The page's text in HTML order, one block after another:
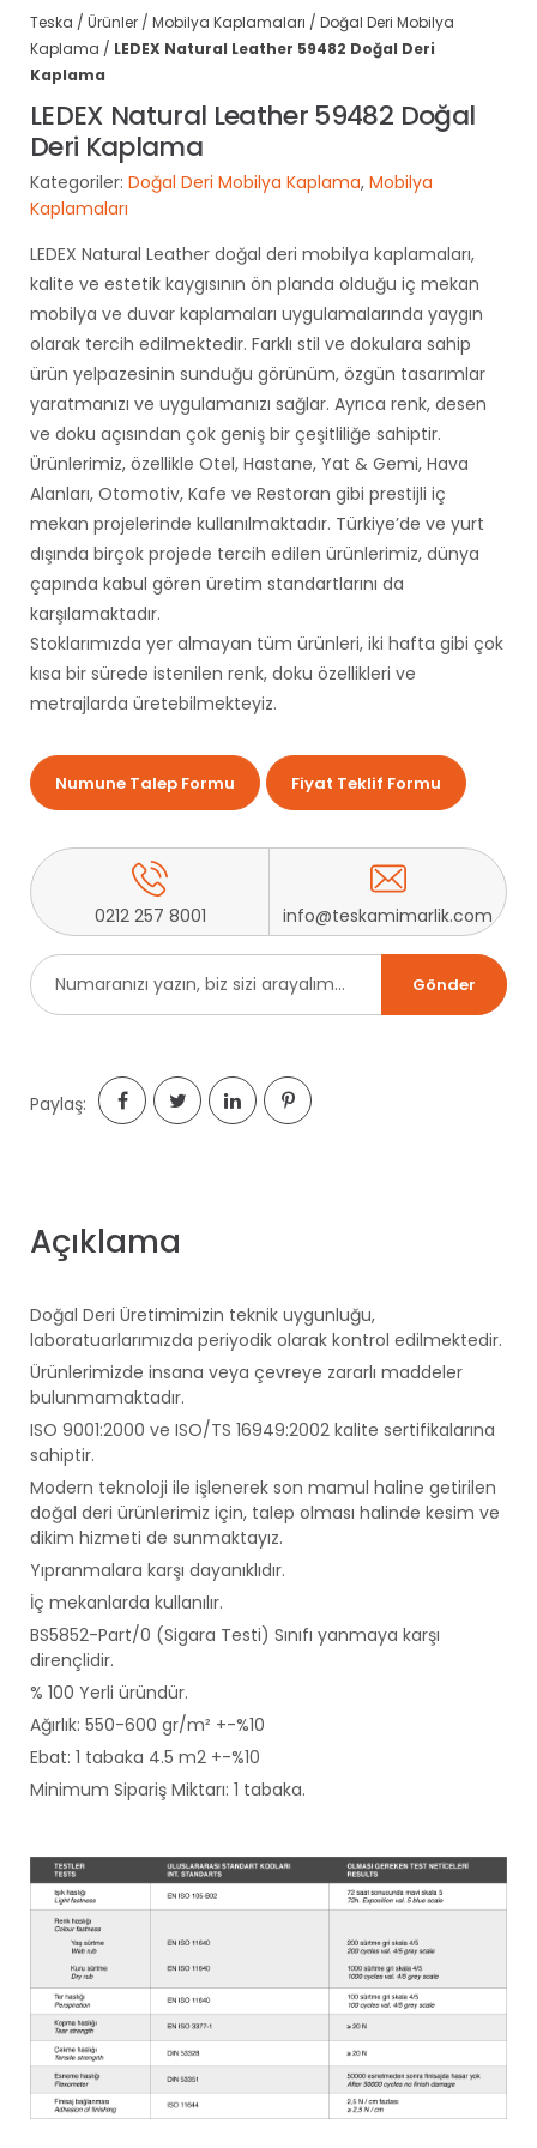
Teska / Ürünler / Mobilya Kaplamaları / Doğal Deri Mobilya
Kaplama / LEDEX Natural Leather 59482 Doğal Deri
Kaplama
LEDEX Natural Leather 59482 Doğal
Deri Kaplama
Kategoriler: Doğal Deri Mobilya Kaplama, Mobilya
Kaplamaları
LEDEX Natural Leather doğal deri mobilya kaplamaları,
kalite ve estetik kaygısının ön planda olduğu iç mekan
mobilya ve duvar kaplamaları uygulamalarında yaygın
olarak tercih edilmektedir. Farklı stil ve dokulara sahip
ürün yelpazesinin sunduğu görünüm, özgün tasarımlar
yaratmanızı ve uygulamanızı sağlar. Ayrıca renk, desen
ve doku açısından çok geniş bir çeşitliliğe sahiptir.
Ürünlerimiz, özellikle Otel, Hastane, Yat & Gemi, Hava
Alanları, Otomotiv, Kafe ve Restoran gibi prestijli iç
mekan projelerinde kullanılmaktadır. Türkiye’de ve yurt
dışında birçok projede tercih edilen ürünlerimiz, dünya
çapında kabul gören üretim standartlarını da
karşılamaktadır.
Stoklarımızda yer almayan tüm ürünleri, iki hafta gibi çok
kısa bir sürede istenilen renk, doku özellikleri ve
metrajlarda üretebilmekteyiz.
Numune Talep Formu Fiyat Teklif Formu
0212 257 8001 info@teskamimarlik.com
Paylaş:
Açıklama
Doğal Deri Üretimimizin teknik uygunluğu,
laboratuarlarımızda periyodik olarak kontrol edilmektedir.
Ürünlerimizde insana veya çevreye zararlı maddeler
bulunmamaktadır.
ISO 9001:2000 ve ISO/TS 16949:2002 kalite sertifikalarına
sahiptir.
Modern teknoloji ile işlenerek son mamul haline getirilen
doğal deri ürünlerimiz için, talep olması halinde kesim ve
dikim hizmeti de sunmaktayız.
Yıpranmalara karşı dayanıklıdır.
İç mekanlarda kullanılır.
BS5852-Part/0 (Sigara Testi) Sınıfı yanmaya karşı
dirençlidir.
% 100 Yerli üründür.
Ağırlık: 550-600 gr/m² +-%10
Ebat: 1 tabaka 4.5 m2 +-%10
Minimum Sipariş Miktarı: 1 tabaka.